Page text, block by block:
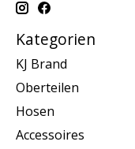
Kategorien
KJ Brand
Oberteilen
Hosen
Accessoires